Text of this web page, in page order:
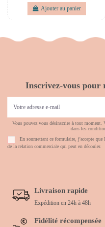
Ajouter au panier
Inscrivez-vous pour
Vous pouvez vous désinscrire à tout moment.
dans les
En soumettant ce formulaire, j'accepte
de la relation commerciale qui peut en découler.
Livraison rapide
Expédition en 24h à 48h
Fidélité récompensée